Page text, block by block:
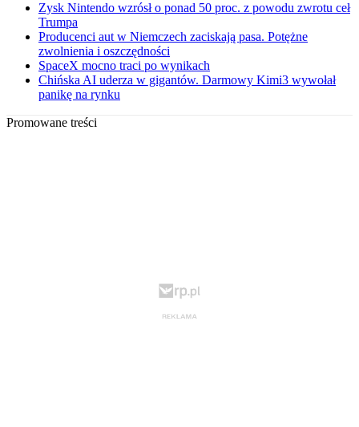
Zysk Nintendo wzrósł o ponad 50 proc. z powodu zwrotu ceł
Trumpa
Producenci aut w Niemczech zaciskają pasa. Potężne
zwolnienia i oszczędności
SpaceX mocno traci po wynikach
Chińska AI uderza w gigantów. Darmowy Kimi3 wywołał
panikę na rynku
Promowane treści